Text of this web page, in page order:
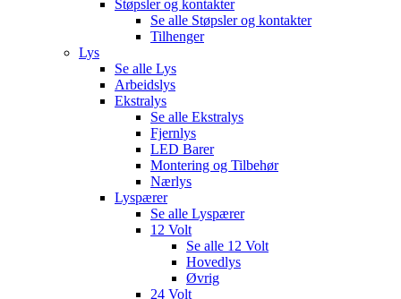
Støpsler og kontakter
Se alle Støpsler og kontakter
Tilhenger
Lys
Se alle Lys
Arbeidslys
Ekstralys
Se alle Ekstralys
Fjernlys
LED Barer
Montering og Tilbehør
Nærlys
Lyspærer
Se alle Lyspærer
12 Volt
Se alle 12 Volt
Hovedlys
Øvrig
24 Volt